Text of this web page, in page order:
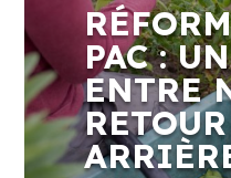
PAC :
ENTRE